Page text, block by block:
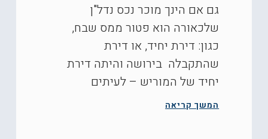
גם אם הינך מוכר נכס נדל"ן
שלכאורה הוא פטור ממס שבח,
כגון: דירת יחיד, או דירת
שהתקבלה בירושה והיתה דירת
יחיד של המוריש – לעיתים
המשך קריאה